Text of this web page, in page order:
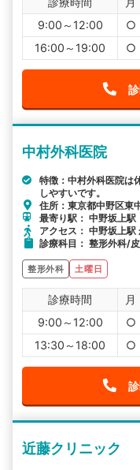
9:00～12:00
○
16:00～19:00
○
中村外科医院
特徴：中村外科医院は
しやすいです。
住所：東京都中野区東
最寄り駅： 中野坂上
アクセス： 中野坂上駅
診療科目： 整形外科/
整形外科 土曜日
診療時間 月
9:00～12:00
○
13:30～18:00
○
近藤クリニック